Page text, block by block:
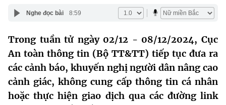
Giới thiệu
Chức năng nhiệm vụ
Cơ cấu tổ chức
Lịch sử phát triển
Tin tức sự kiện
Khoa học và Công nghệ
Đổi mới sáng tạo
Dịch vụ công
Hệ thống văn bản
Nghe đọc bài 8:59
Trong tuần tử ngày 02/12 - 08/12/2024, Cục
An toàn thông tin (Bộ TT&TT) tiếp tục đưa ra
các cảnh báo, khuyến nghị người dân nâng cao
cảnh giác, không cung cấp thông tin cá nhân
hoặc thực hiện giao dịch qua các đường link